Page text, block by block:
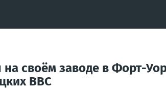
своём заводе в Форт-
ВВС